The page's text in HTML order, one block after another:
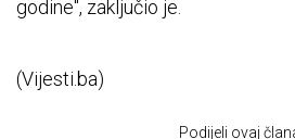
godine", zaključio je.
(Vijesti.ba)
Podijeli ovaj